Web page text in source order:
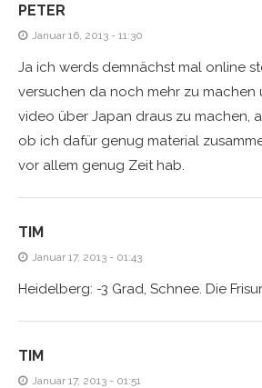
PETER
Januar 16, 2013 - 11:30
Ja ich werds demnächst mal online
versuchen da noch mehr zu machen
video über Japan draus zu machen,
ob ich dafür genug material
vor allem genug Zeit hab.
TIM
Januar 17, 2013 - 01:43
Heidelberg: -3 Grad, Schnee. Die
TIM
Januar 17, 2013 - 01:51